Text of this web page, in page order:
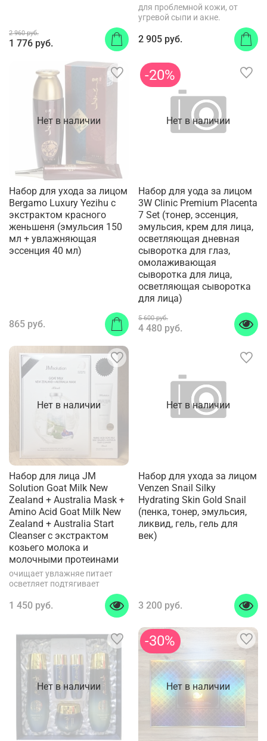
2 960 руб.
1 776 руб.
для проблемной кожи, от
угревой сыпи и акне.
2 905 руб.
Нет в наличии
Набор для ухода за лицом
Bergamo Luxury Yezihu с
экстрактом красного
женьшеня (эмульсия 150
мл + увлажняющая
эссенция 40 мл)
865 руб.
Нет в наличии
-20%
Набор для уода за лицом
3W Clinic Premium Placenta
7 Set (тонер, эссенция,
эмульсия, крем для лица,
осветляющая дневная
сыворотка для глаз,
омолаживающая
сыворотка для лица,
осветляющая сыворотка
для лица)
5 600 руб.
4 480 руб.
Нет в наличии
Набор для лица JM
Solution Goat Milk New
Zealand + Australia Mask +
Amino Acid Goat Milk New
Zealand + Australia Start
Cleanser с экстрактом
козьего молока и
молочными протеинами
очищает увлажняе питает
осветляет подтягивает
1 450 руб.
Нет в наличии
Набор для ухода за лицом
Venzen Snail Silky
Hydrating Skin Gold Snail
(пенка, тонер, эмульсия,
ликвид, гель, гель для
век)
3 200 руб.
Нет в наличии Нет в наличии
-30%